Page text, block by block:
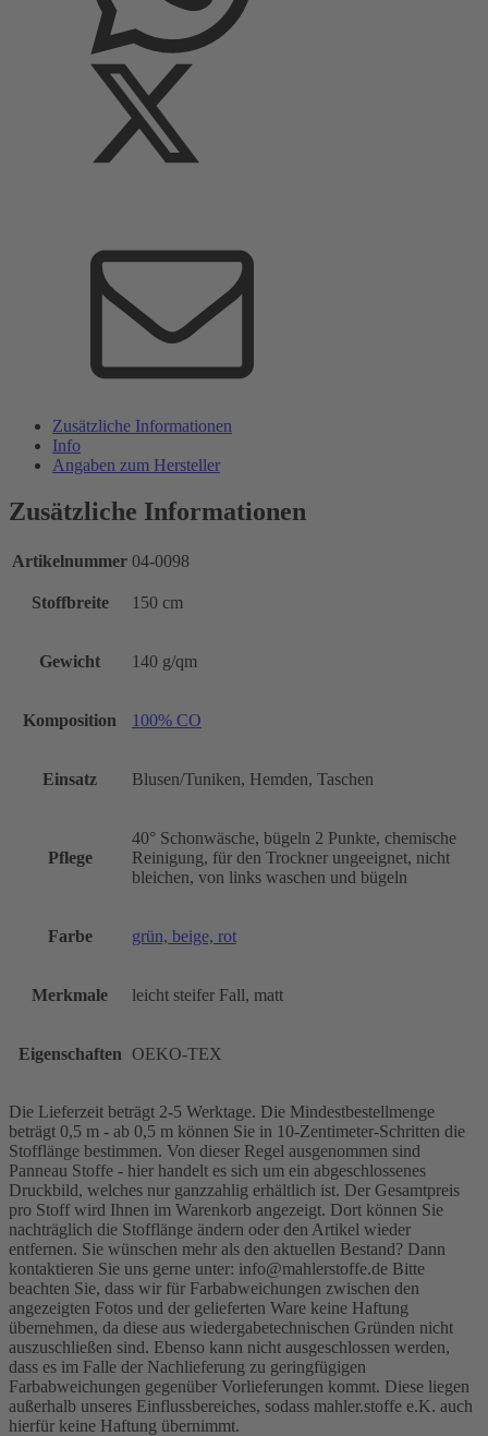
Zusätzliche Informationen
Info
Angaben zum Hersteller
Zusätzliche Informationen
Artikelnummer 04-0098
Stoffbreite 150 cm
Gewicht 140 g/qm
Komposition 100% CO
Einsatz Blusen/Tuniken, Hemden, Taschen
Pflege
40° Schonwäsche, bügeln 2 Punkte, chemische
Reinigung, für den Trockner ungeeignet, nicht
bleichen, von links waschen und bügeln
Farbe grün, beige, rot
Merkmale leicht steifer Fall, matt
Eigenschaften OEKO-TEX
Die Lieferzeit beträgt 2-5 Werktage. Die Mindestbestellmenge
beträgt 0,5 m - ab 0,5 m können Sie in 10-Zentimeter-Schritten die
Stofflänge bestimmen. Von dieser Regel ausgenommen sind
Panneau Stoffe - hier handelt es sich um ein abgeschlossenes
Druckbild, welches nur ganzzahlig erhältlich ist. Der Gesamtpreis
pro Stoff wird Ihnen im Warenkorb angezeigt. Dort können Sie
nachträglich die Stofflänge ändern oder den Artikel wieder
entfernen. Sie wünschen mehr als den aktuellen Bestand? Dann
kontaktieren Sie uns gerne unter: info@mahlerstoffe.de Bitte
beachten Sie, dass wir für Farbabweichungen zwischen den
angezeigten Fotos und der gelieferten Ware keine Haftung
übernehmen, da diese aus wiedergabetechnischen Gründen nicht
auszuschließen sind. Ebenso kann nicht ausgeschlossen werden,
dass es im Falle der Nachlieferung zu geringfügigen
Farbabweichungen gegenüber Vorlieferungen kommt. Diese liegen
außerhalb unseres Einflussbereiches, sodass mahler.stoffe e.K. auch
hierfür keine Haftung übernimmt.